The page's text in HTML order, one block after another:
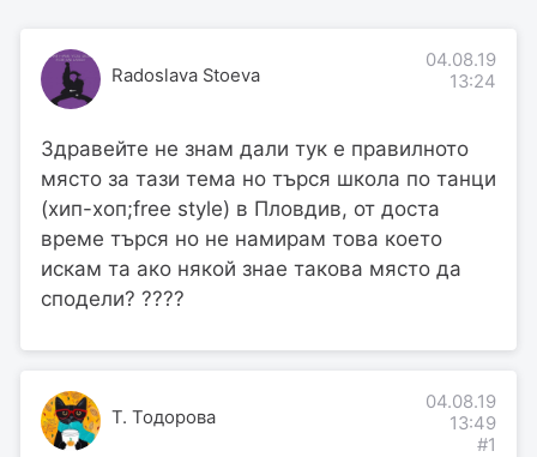
Radoslava Stoeva
04.08.19
13:24
Здравейте не знам дали тук е правилното
място за тази тема но търся школа по танци
(хип-хоп;free style) в Пловдив, от доста
време търся но не намирам това което
искам та ако някой знае такова място да
сподели? ????
Т. Тодорова
04.08.19
13:49
#1